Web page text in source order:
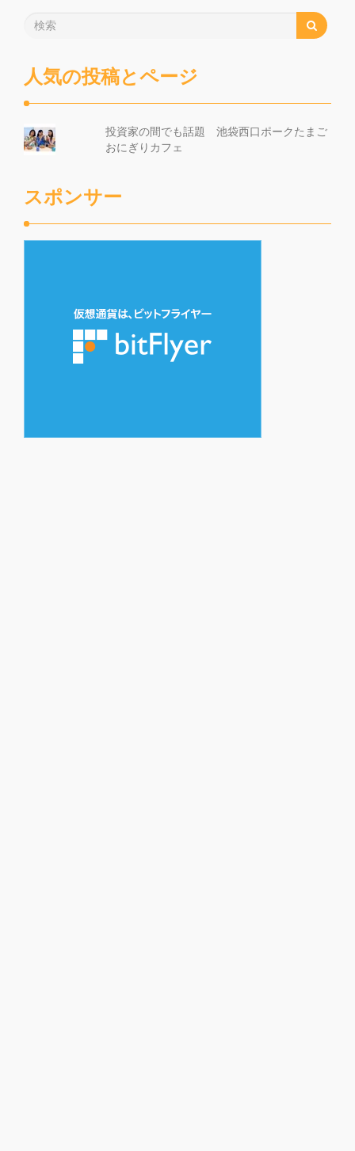
人気の投稿とページ
投資家の間でも話題 池袋西口ポークたまご
おにぎりカフェ
スポンサー